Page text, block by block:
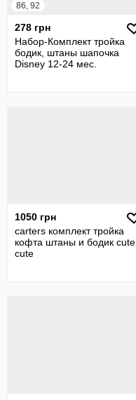
86, 92
278 грн
Набор-Комплект тройка
бодик, штаны шапочка
Disney 12-24 мес.
1050 грн
carters комплект тройка
кофта штаны и бодик cute
cute